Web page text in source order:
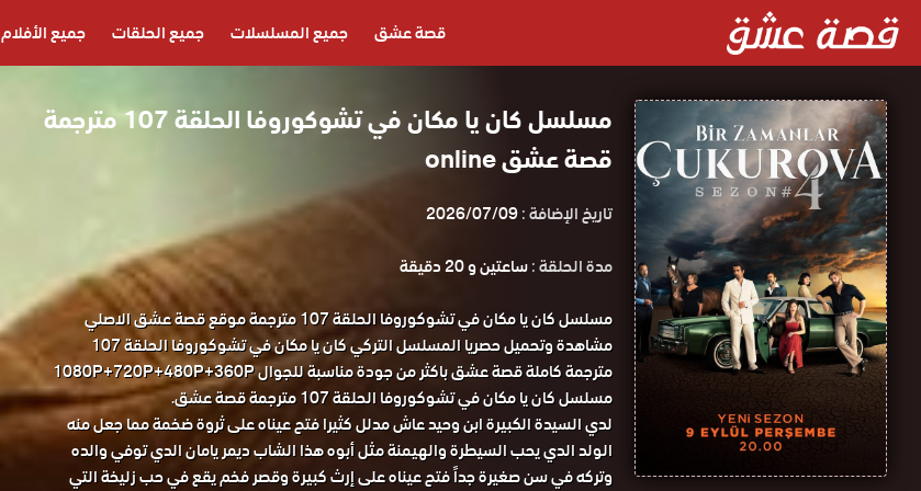
قصة عشق جميع المسلسلات جميع الحلقات جميع الأفلام
مسلسل كان يا مكان في تشوكوروفا الحلقة 107 مترجمة
قصة عشق online
تاريخ الإضافة :2026/07/09
مدة الحلقة :ساعتين و 20 دقيقة
مسلسل كان يا مكان في تشوكوروفا الحلقة 107 مترجمة موقع قصة عشق الاصلي
مشاهدة وتحميل حصريا المسلسل التركي كان يا مكان في تشوكوروفا الحلقة 107
مترجمة كاملة قصة عشق باكثر من جودة مناسبة للجوال 1080P+720P+480P+360P
مسلسل كان يا مكان في تشوكوروفا الحلقة 107 مترجمة قصة عشق.
لدي السيدة الكبيرة ابن وحيد عاش مدلل كثيرا فتح عيناه على ثروة ضخمة مما جعل منه
الولد الدي يحب السيطرة والهيمنة مثل أبوه هذا الشاب ديمر يامان الدي توفي والده
وتركه في سن صغيرة جداً فتح عيناه على إرث كبيرة وقصر فخم يقع في حب زليخة التي